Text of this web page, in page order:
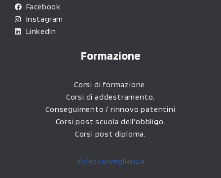
Facebook
Instagram
LinkedIn
Formazione
Corsi di formazione.
Corsi di addestramento.
Conseguimento / rinnovo patentini
Corsi post scuola dell’obbligo.
Corsi post diploma.
Videosorveglianza